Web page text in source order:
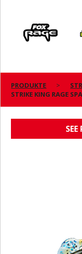
PRODUKTE
STRIKE KING RAGE